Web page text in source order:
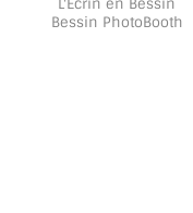
L'Écrin en Bessin
Bessin PhotoBooth